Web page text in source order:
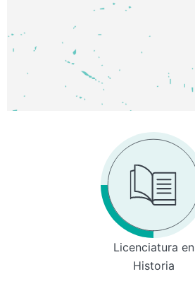
Licenciatura en
Historia